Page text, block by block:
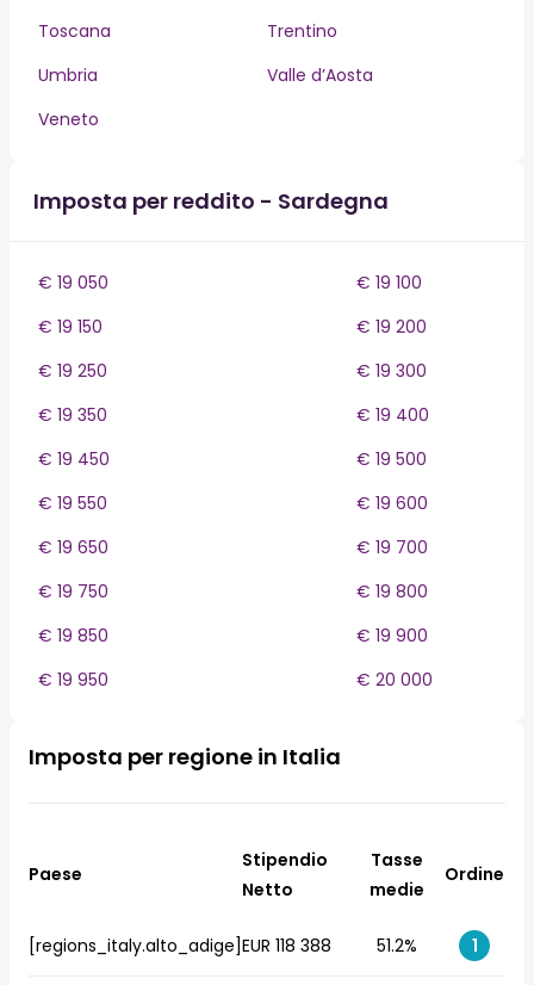
Toscana
Trentino
Umbria
Valle d’Aosta
Veneto
Imposta per reddito - Sardegna
€ 19 050
€ 19 100
€ 19 150
€ 19 200
€ 19 250
€ 19 300
€ 19 350
€ 19 400
€ 19 450
€ 19 500
€ 19 550
€ 19 600
€ 19 650
€ 19 700
€ 19 750
€ 19 800
€ 19 850
€ 19 900
€ 19 950
€ 20 000
Imposta per regione in Italia
Paese
Stipendio
Netto
Tasse
medie
Ordine
[regions_italy.alto_adige]EUR 118 388 51.2% 1